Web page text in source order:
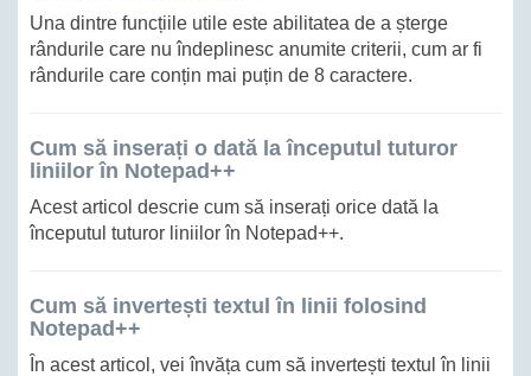
Una dintre funcțiile utile este abilitatea de a șterge
rândurile care nu îndeplinesc anumite criterii, cum ar fi
rândurile care conțin mai puțin de 8 caractere.
Cum să inserați o dată la începutul tuturor
liniilor în Notepad++
Acest articol descrie cum să inserați orice dată la
începutul tuturor liniilor în Notepad++.
Cum să invertești textul în linii folosind
Notepad++
În acest articol, vei învăța cum să invertești textul în linii